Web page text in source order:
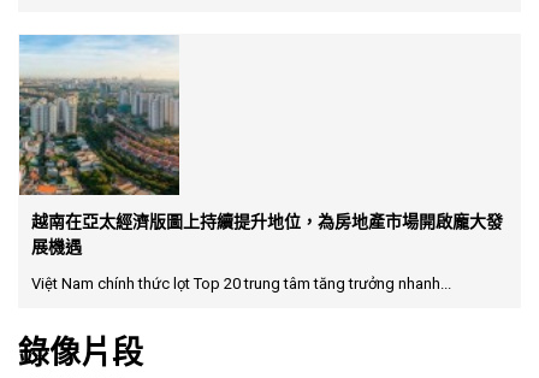
越南在亞太經濟版圖上持續提升地位，為房地產市場開啟龐大發
展機遇
Việt Nam chính thức lọt Top 20 trung tâm tăng trưởng nhanh...
錄像片段